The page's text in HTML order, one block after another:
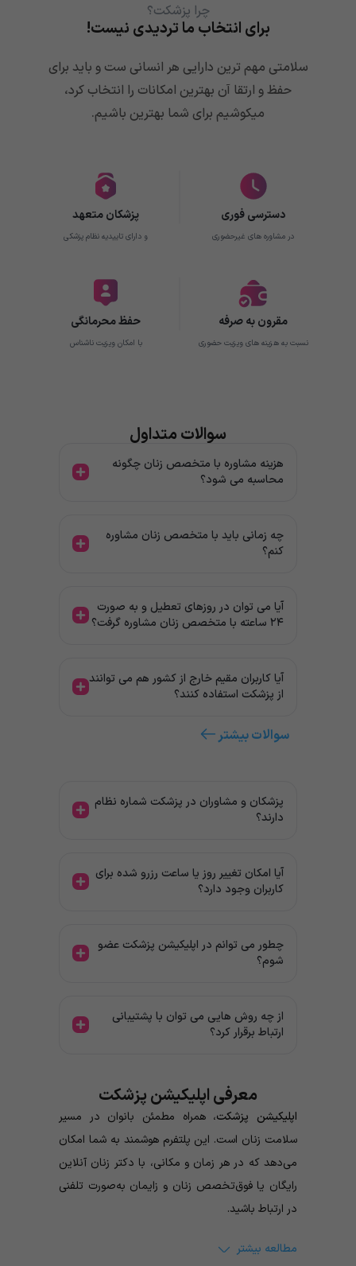
چرا پزشکت؟
برای انتخاب ما تردیدی نیست!
سلامتی مهم ترین دارایی هر انسانی ست و باید برای
حفظ و ارتقا آن بهترین امکانات را انتخاب کرد،
میکوشیم برای شما بهترین باشیم.
دسترسی فوری
در مشاوره های غیرحضوری
پزشکان متعهد
و دارای تاییدیه نظام پزشکی
مقرون به صرفه
نسبت به هزینه های ویزیت حضوری
حفظ محرمانگی
با امکان ویزیت ناشناس
سوالات متداول
هزینه مشاوره با متخصص زنان چگونه
محاسبه می شود؟
چه زمانی باید با متخصص زنان مشاوره
کنم؟
آیا می توان در روزهای تعطیل و به صورت
۲۴ ساعته با متخصص زنان مشاوره گرفت؟
آیا کاربران مقیم خارج از کشور هم می توانند
از پزشکت استفاده کنند؟
سوالات بیشتر
پزشکان و مشاوران در پزشکت شماره نظام
دارند؟
آیا امکان تغییر روز یا ساعت رزرو شده برای
کاربران وجود دارد؟
چطور می توانم در اپلیکیشن پزشکت عضو
شوم؟
از چه روش هایی می توان با پشتیبانی
ارتباط برقرار کرد؟
معرفی اپلیکیشن پزشکت
اپلیکیشن پزشکت، همراه مطمئن بانوان در مسیر
سلامت زنان است. این پلتفرم هوشمند به شما امکان
می‌دهد که در هر زمان و مکانی، با دکتر زنان آنلاین
رایگان یا فوق‌تخصص زنان و زایمان به‌صورت تلفنی
در ارتباط باشید.
مطالعه بیشتر